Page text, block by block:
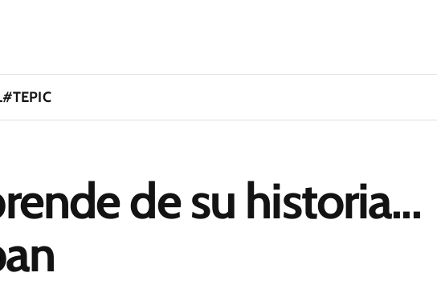
#TEPIC
de su historia...